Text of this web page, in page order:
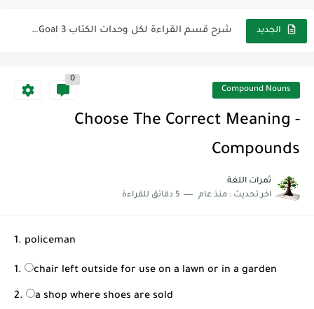
الجديد شرح قسم القراءة لكل وحدات الكتاب Super Goal 3 -...
شرح قسم القراءة لكل وحدات الكتاب Super Goal 3 -... Compound Nouns
0
Choose The Correct Meaning -
Compounds
ثمرات اللغة
اخر تحديث : منذ عام 5 دقائق للقراءة
1. policeman
chair left outside for use on a lawn or in a garden
a shop where shoes are sold